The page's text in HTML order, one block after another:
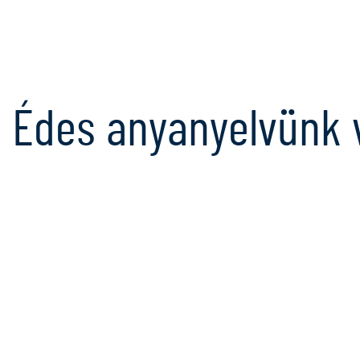
Édes anyanyelvünk